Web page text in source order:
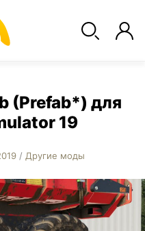
(Prefab*) для
19
/ Другие моды